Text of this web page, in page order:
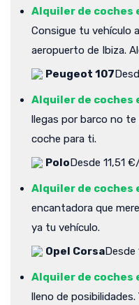
Alquiler de coches
Consigue tu vehículo
aeropuerto de Ibiza.
Peugeot 107
Alquiler de coches
llegas por barco no
coche para ti.
Polo Desde 11,51
Alquiler de coches
encantadora que
ya tu vehículo.
Opel Corsa
Alquiler de coches
lleno de